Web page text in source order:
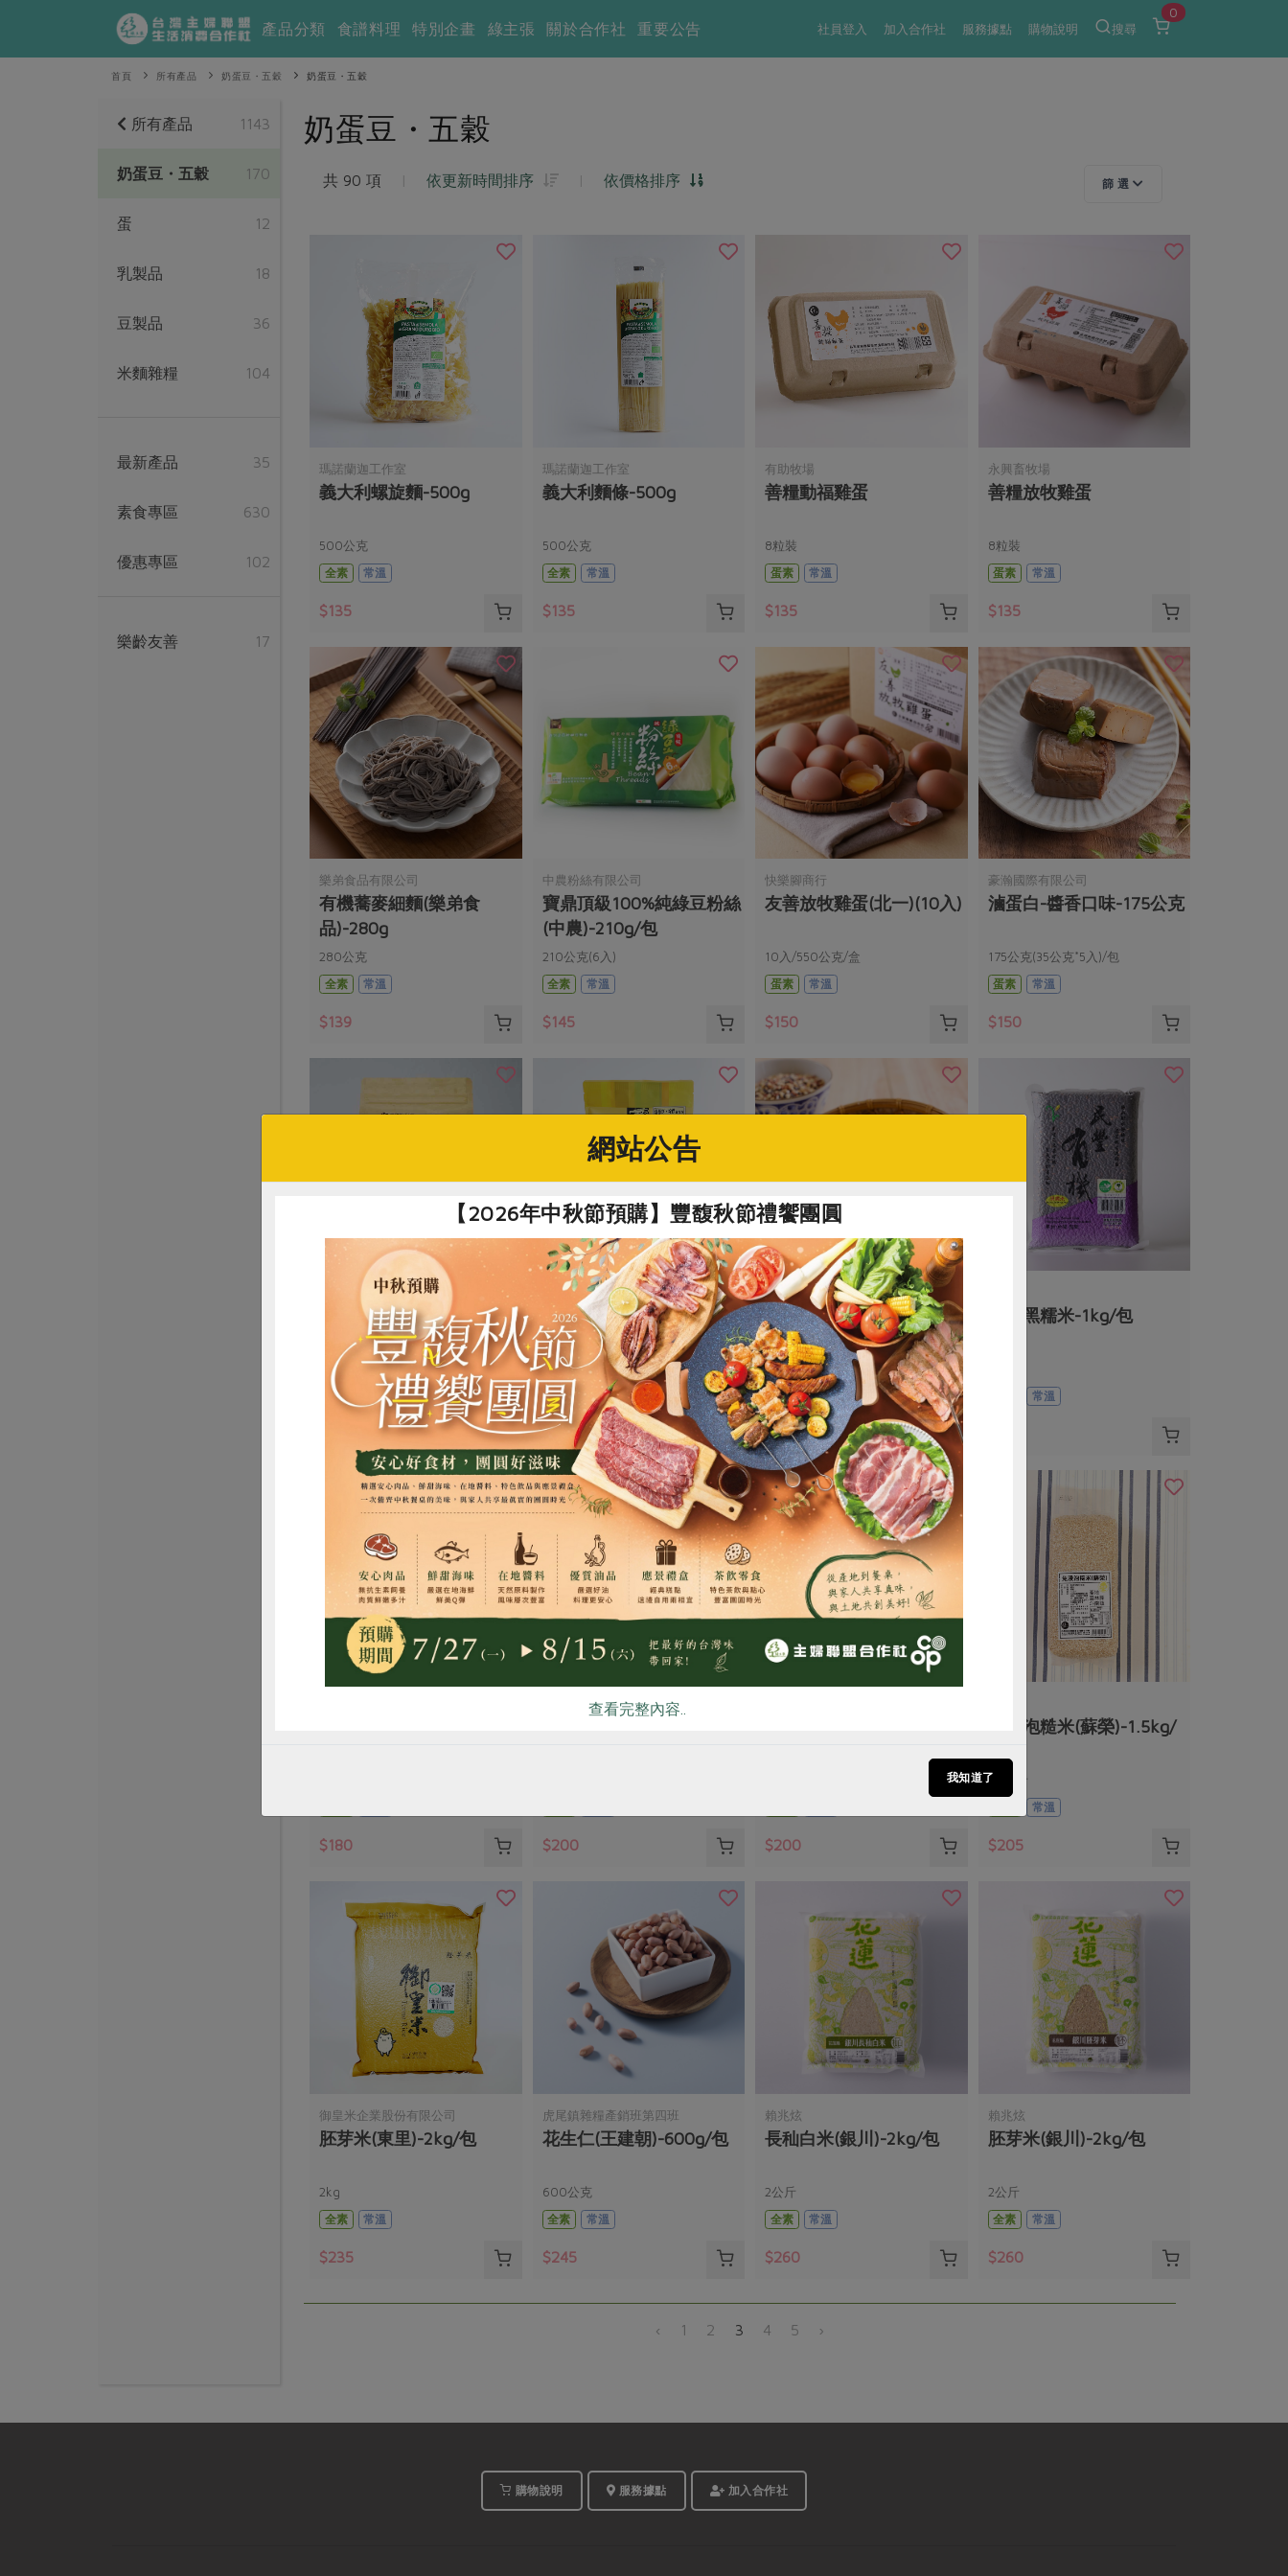
社員登入 加入合作社 服務據點 購物說明 搜尋
0
產品分類 食譜料理 特別企畫 綠主張 關於合作社 重要公告
首頁 所有產品 奶蛋豆・五穀 奶蛋豆・五穀
奶蛋豆・五穀
共 90 項 | 依更新時間排序 | 依價格排序 篩 選
瑪諾蘭迦工作室
義大利螺旋麵-500g
500公克
全素
常溫
$135
瑪諾蘭迦工作室
義大利麵條-500g
500公克
全素
常溫
$135
有助牧場
善糧動福雞蛋
8粒裝
蛋素
常溫
$135
永興畜牧場
善糧放牧雞蛋
8粒裝
蛋素
常溫
$135
樂弟食品有限公司
有機蕎麥細麵(樂弟食
品)-280g
280公克
全素
常溫
$139
中農粉絲有限公司
寶鼎頂級100%純綠豆粉絲
(中農)-210g/包
210公克(6入)
全素
常溫
$145
快樂腳商行
友善放牧雞蛋(北一)(10入)
10入/550公克/盒
蛋素
常溫
$150
豪瀚國際有限公司
滷蛋白-醬香口味-175公克
175公克(35公克*5入)/包
蛋素
常溫
$150
喜願紅薏仁-500g/包
500公克
全素
常溫
樂弟食品有限公司
有機在來米粉(粉狀)-600g
600克
全素
常溫
$166
豪紳企業社
綜合穀類-800g/包
800公克
全素
常溫
$175
有機黑糯米-1kg/包
常溫
$180 $200 $200
免浸泡糙米(蘇榮)-1.5kg/
1.5公斤
常溫
$205
御皇米企業股份有限公司
胚芽米(東里)-2kg/包
2kg
全素
常溫
$235
虎尾鎮雜糧產銷班第四班
花生仁(王建朝)-600g/包
600公克
全素
常溫
$245
賴兆炫
長秈白米(銀川)-2kg/包
2公斤
全素
常溫
$260
賴兆炫
胚芽米(銀川)-2kg/包
2公斤
全素
常溫
$260
‹ 1 2 3 4 5 ›
所有產品 1143
奶蛋豆・五穀 170
蛋 12
乳製品 18
豆製品 36
米麵雜糧 104
最新產品 35
素食專區 630
優惠專區 102
樂齡友善 17
購物說明 服務據點 加入合作社
惜食 RPET 食譜 減硝酸鹽 雞蛋 食安 共同購買
網站公告
【2026年中秋節預購】豐馥秋節禮饗團圓
查看完整內容..
我知道了